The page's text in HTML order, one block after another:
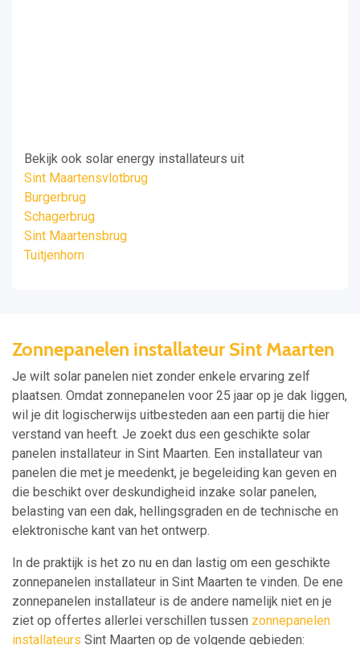
Bekijk ook solar energy installateurs uit
Sint Maartensvlotbrug
Burgerbrug
Schagerbrug
Sint Maartensbrug
Tuitjenhorn
Zonnepanelen installateur Sint Maarten
Je wilt solar panelen niet zonder enkele ervaring zelf
plaatsen. Omdat zonnepanelen voor 25 jaar op je dak liggen,
wil je dit logischerwijs uitbesteden aan een partij die hier
verstand van heeft. Je zoekt dus een geschikte solar
panelen installateur in Sint Maarten. Een installateur van
panelen die met je meedenkt, je begeleiding kan geven en
die beschikt over deskundigheid inzake solar panelen,
belasting van een dak, hellingsgraden en de technische en
elektronische kant van het ontwerp.
In de praktijk is het zo nu en dan lastig om een geschikte
zonnepanelen installateur in Sint Maarten te vinden. De ene
zonnepanelen installateur is de andere namelijk niet en je
ziet op offertes allerlei verschillen tussen zonnepanelen
installateurs Sint Maarten op de volgende gebieden: